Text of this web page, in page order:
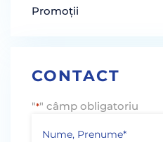
Promoții
CONTACT
"*" câmp obligatoriu